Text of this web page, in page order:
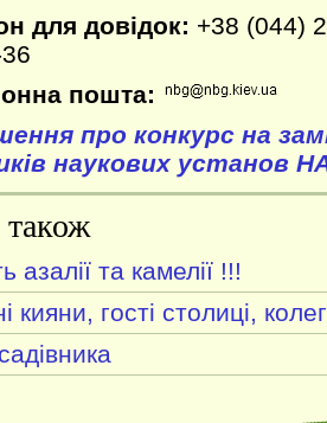
для довідок: +38 (044)
пошта:
про конкурс на
наукових установ
азалії та камелії !!!
кияни, гості столиці,